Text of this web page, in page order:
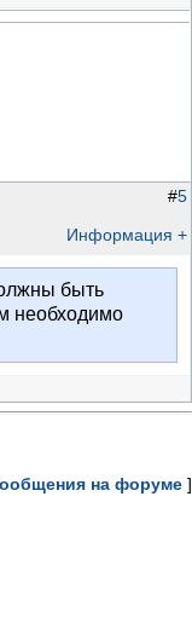
#5
Информация +
быть
необходимо
на форуме ]